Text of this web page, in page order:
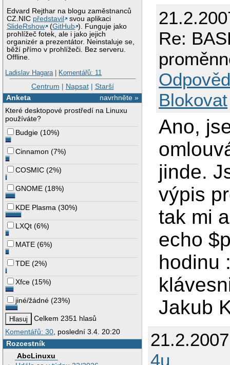
Edvard Rejthar na blogu zaměstnanců
CZ.NIC představil
svou aplikaci
SlideRshow
(GitHub ). Funguje jako
prohlížeč fotek, ale i jako jejich
organizér a prezentátor. Neinstaluje se,
běží přímo v prohlížeči. Bez serveru.
Offline.
Ladislav Hagara| Komentářů: 11
Centrum | Napsat| Starší
navrhněte »
Anketa
Které desktopové prostředí na Linuxu
používáte?
Budgie (10%)
Cinnamon (7%)
COSMIC (2%)
GNOME (18%)
KDE Plasma (30%)
LXQt (6%)
MATE (6%)
TDE (2%)
Xfce (15%)
jiné/žádné (23%)
Celkem 2351 hlasů
Komentářů: 30 , poslední 3.4. 20:20
Rozcestník
AbcLinuxu
Re:
Blokovat
Ano,
jinde.
výpis
tak mi
echo
hodinu
Jakub
4u